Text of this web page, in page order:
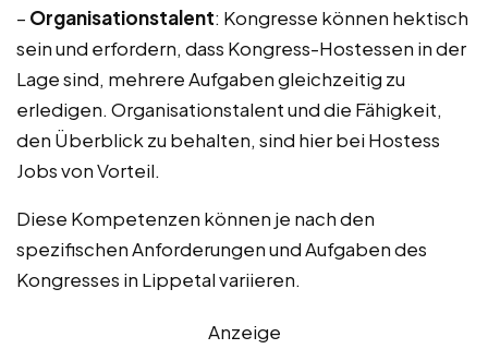
– Organisationstalent: Kongresse können hektisch
sein und erfordern, dass Kongress-Hostessen in der
Lage sind, mehrere Aufgaben gleichzeitig zu
erledigen. Organisationstalent und die Fähigkeit,
den Überblick zu behalten, sind hier bei Hostess
Jobs von Vorteil.
Diese Kompetenzen können je nach den
spezifischen Anforderungen und Aufgaben des
Kongresses in Lippetal variieren.
Anzeige